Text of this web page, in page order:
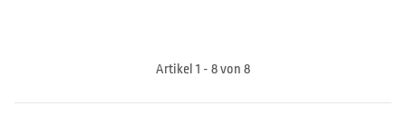
Artikel 1 - 8 von 8